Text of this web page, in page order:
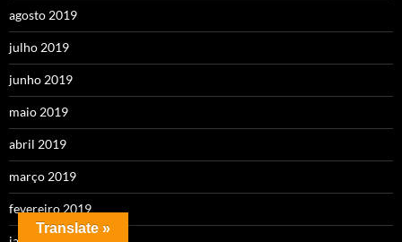
agosto 2019
julho 2019
junho 2019
maio 2019
abril 2019
março 2019
fevereiro 2019
Translate »